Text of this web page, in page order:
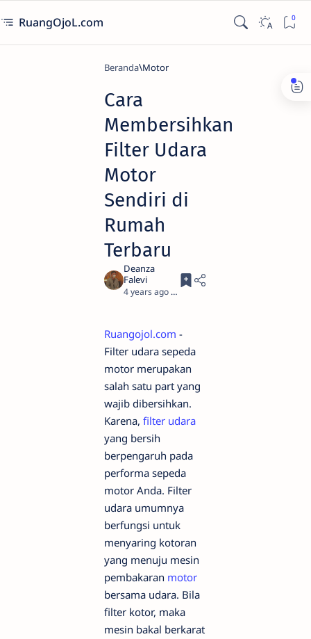
RuangOjoL.com
Beranda Motor
Cara
Membersihkan
Filter Udara
Motor
Sendiri di
Rumah
Terbaru
4 years ago 3
Ruangojol.com -
Filter udara sepeda
motor merupakan
salah satu part yang
wajib dibersihkan.
Karena, filter udara
yang bersih
berpengaruh pada
performa sepeda
motor Anda. Filter
udara umumnya
berfungsi untuk
menyaring kotoran
yang menuju mesin
pembakaran motor
bersama udara. Bila
filter kotor, maka
mesin bakal berkarat